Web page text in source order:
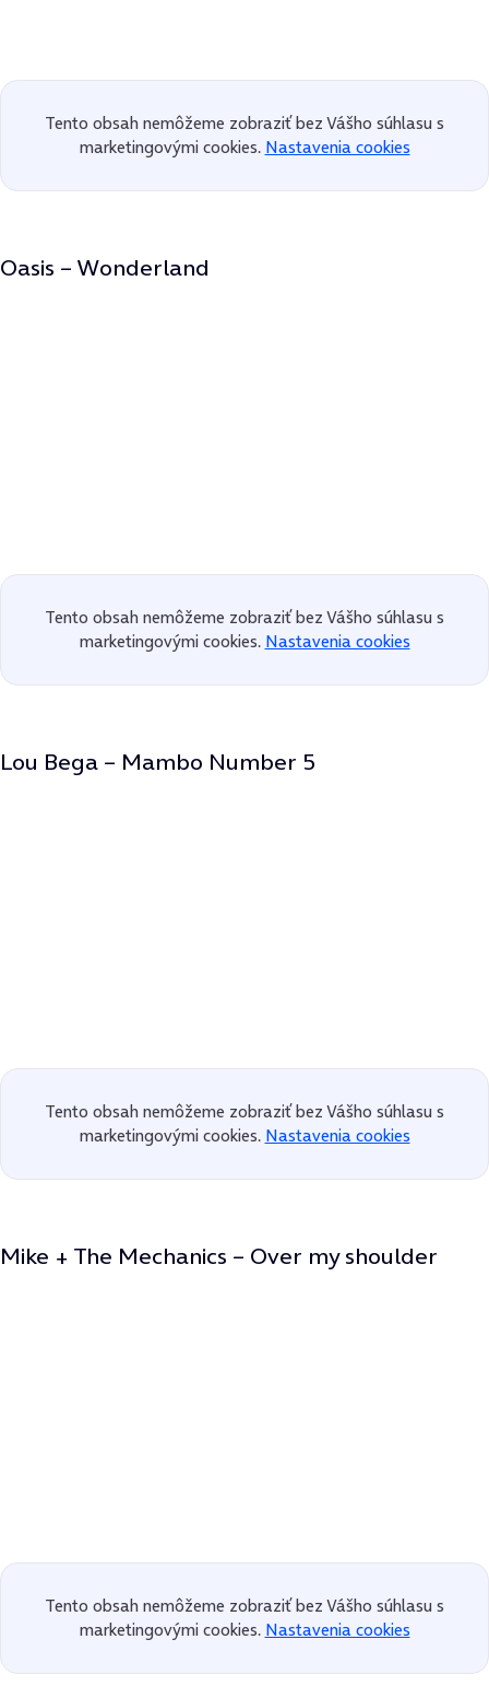
Tento obsah nemôžeme zobraziť bez Vášho súhlasu s
marketingovými cookies. Nastavenia cookies
Oasis – Wonderland
Tento obsah nemôžeme zobraziť bez Vášho súhlasu s
marketingovými cookies. Nastavenia cookies
Lou Bega – Mambo Number 5
Tento obsah nemôžeme zobraziť bez Vášho súhlasu s
marketingovými cookies. Nastavenia cookies
Mike + The Mechanics – Over my shoulder
Tento obsah nemôžeme zobraziť bez Vášho súhlasu s
marketingovými cookies. Nastavenia cookies